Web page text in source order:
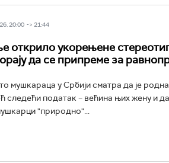
20:00 -> 21:44
открило укорењене
да се припреме за
мушкараца у Србији сматра да је
следећи податак – већина њих жену
"природно"...